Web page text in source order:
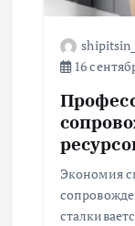
16
Экономия